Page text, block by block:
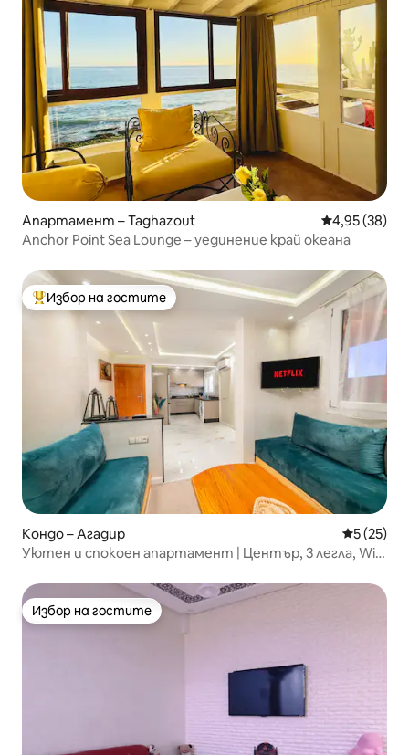
Апартамент – Taghazout Средна
4,95 (38)
Anchor Point Sea Lounge – уединение край океана
Най-популярен избор на гостите
Избор на гостите
Кондо – Агадир Средна
5 (25)
Уютен и спокоен апартамент | Център, 3 легла, Wi-
Избор на гостите
Избор на гостите